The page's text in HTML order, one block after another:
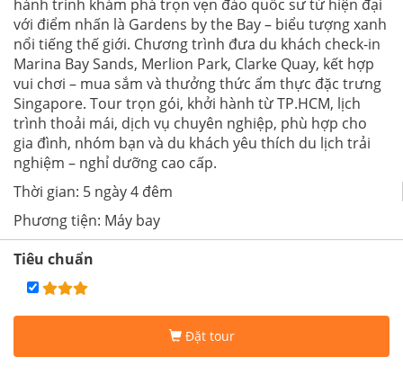
hành trình khám phá trọn vẹn đảo quốc sư tử hiện đại
với điểm nhấn là Gardens by the Bay – biểu tượng xanh
nổi tiếng thế giới. Chương trình đưa du khách check-in
Marina Bay Sands, Merlion Park, Clarke Quay, kết hợp
vui chơi – mua sắm và thưởng thức ẩm thực đặc trưng
Singapore. Tour trọn gói, khởi hành từ TP.HCM, lịch
trình thoải mái, dịch vụ chuyên nghiệp, phù hợp cho
gia đình, nhóm bạn và du khách yêu thích du lịch trải
nghiệm – nghỉ dưỡng cao cấp.
Thời gian: 5 ngày 4 đêm
Phương tiện: Máy bay
Tiêu chuẩn
Đặt tour